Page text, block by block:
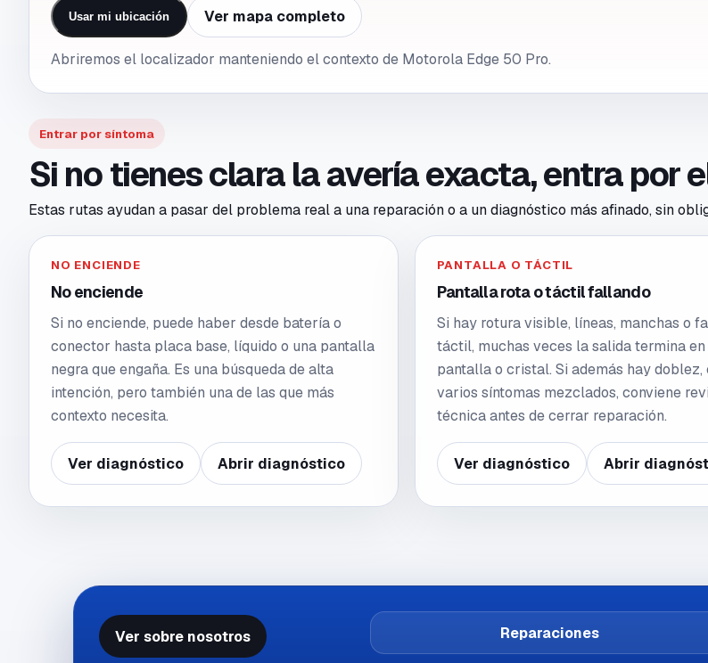
Usar mi ubicación Ver mapa completo
Abriremos el localizador manteniendo el contexto de Motorola Edge 50 Pro.
Entrar por síntoma
Si no tienes clara la avería exacta, entra por
Estas rutas ayudan a pasar del problema real a una reparación o a un diagnóstico más afinado, sin
NO ENCIENDE
No enciende
Si no enciende, puede haber desde batería o
conector hasta placa base, líquido o una pantalla
negra que engaña. Es una búsqueda de alta
intención, pero también una de las que más
contexto necesita.
Ver diagnóstico Abrir diagnóstico
PANTALLA O TÁCTIL
Pantalla rota o táctil fallando
Si hay rotura visible, líneas, manchas o
táctil, muchas veces la salida termina en
pantalla o cristal. Si además hay doblez,
varios síntomas mezclados, conviene
técnica antes de cerrar reparación.
Ver diagnóstico Abrir
Ver sobre nosotros Reparaciones